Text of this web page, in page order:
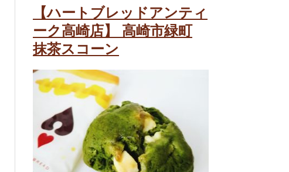
【ハートブレッドアンティ
ーク高崎店】 高崎市緑町
抹茶スコーン